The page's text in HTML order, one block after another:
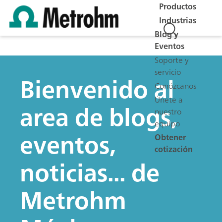
Productos
Industrias
Blog y
Eventos
Soporte y
servicio
Conózcanos
Únete a
nuestro
equipo
Obtener
cotización
Bienvenido al
area de blogs,
eventos,
noticias... de
Metrohm